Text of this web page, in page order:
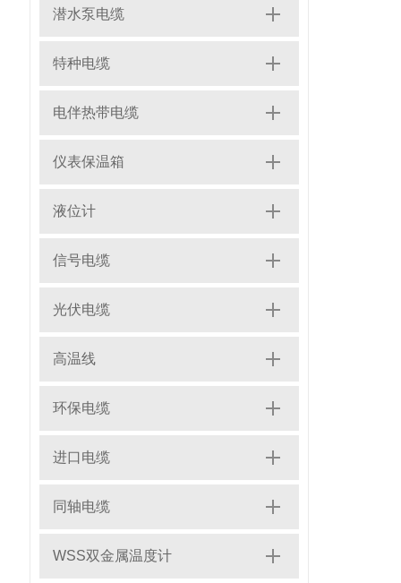
潜水泵电缆
特种电缆
电伴热带电缆
仪表保温箱
液位计
信号电缆
光伏电缆
高温线
环保电缆
进口电缆
同轴电缆
WSS双金属温度计